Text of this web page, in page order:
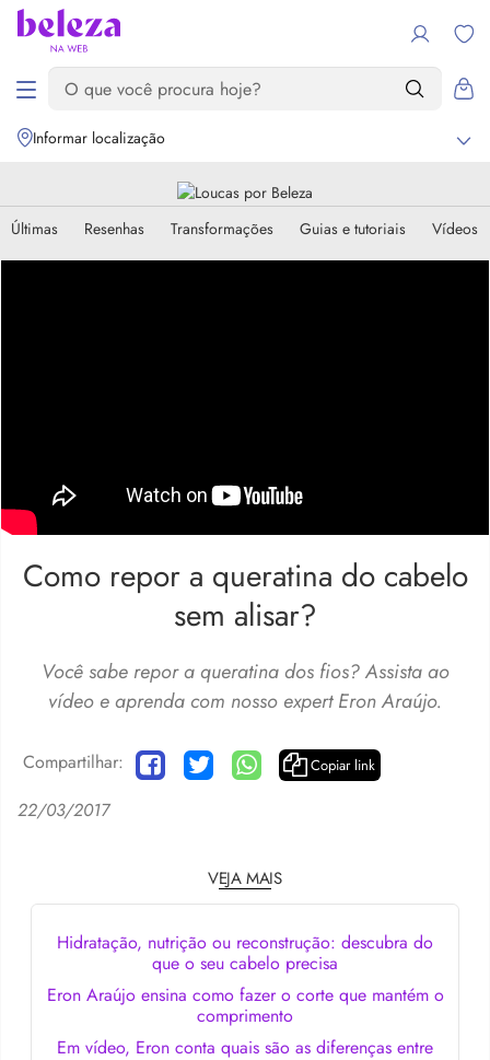
Informar localização
Últimas Resenhas Transformações Guias e tutoriais Vídeos
Como repor a queratina do cabelo
sem alisar?
Você sabe repor a queratina dos fios? Assista ao
vídeo e aprenda com nosso expert Eron Araújo.
Compartilhar: Copiar link
22/03/2017
VEJA MAIS
Hidratação, nutrição ou reconstrução: descubra do
que o seu cabelo precisa
Eron Araújo ensina como fazer o corte que mantém o
comprimento
Em vídeo, Eron conta quais são as diferenças entre